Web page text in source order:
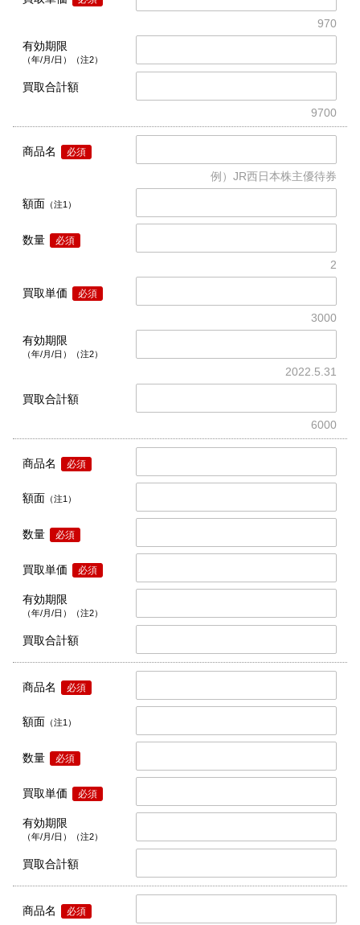
970
有効期限
（年/月/日）（注2）
買取合計額
9700
商品名 必須
例）JR西日本株主優待券
額面 （注1）
数量 必須
2
買取単価 必須
3000
有効期限
（年/月/日）（注2）
2022.5.31
買取合計額
6000
商品名 必須
額面 （注1）
数量 必須
買取単価 必須
有効期限
（年/月/日）（注2）
買取合計額
商品名 必須
額面 （注1）
数量 必須
買取単価 必須
有効期限
（年/月/日）（注2）
買取合計額
商品名 必須